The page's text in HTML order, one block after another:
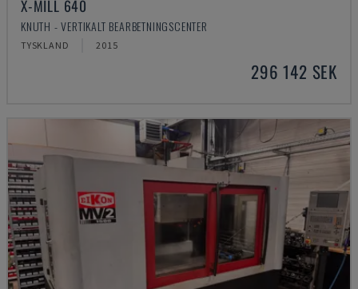
X-MILL 640
KNUTH - VERTIKALT BEARBETNINGSCENTER
TYSKLAND 2015
296 142 SEK